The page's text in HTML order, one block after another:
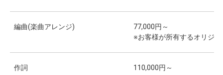
編曲(楽曲アレンジ)
77,000円～
※お客様が所有するオリジ
作詞 110,000円～